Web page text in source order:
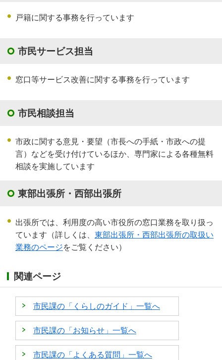
戸籍に関する事務を行っています
市民サービス担当
窓口等サービス改善に関する事務を行っています
市民相談担当
市政に関する意見・要望（市長への手紙・市政への提
言）などを受け付けているほか、専門家による各種無料
相談を実施しています
東部出張所・西部出張所
出張所では、利用度の高い市役所の窓口業務を取り扱っ
ています（詳しくは、 東部出張所・西部出張所の取扱い
業務のページをご覧ください）
関連ページ
市民課の「くらしのガイド」一覧へ
市民課の「お知らせ」一覧へ
市民課の「よくある質問」一覧へ